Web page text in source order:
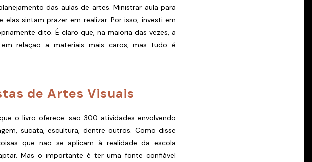
das aulas de artes. Ministrar aula para
sintam prazer em realizar. Por isso, investi em
dito. É claro que, na maioria das vezes, a
relação a materiais mais caros, mas tudo é
de Artes Visuais
o livro oferece: são 300 atividades envolvendo
sucata, escultura, dentre outros. Como disse
que não se aplicam à realidade da escola
Mas o importante é ter uma fonte confiável